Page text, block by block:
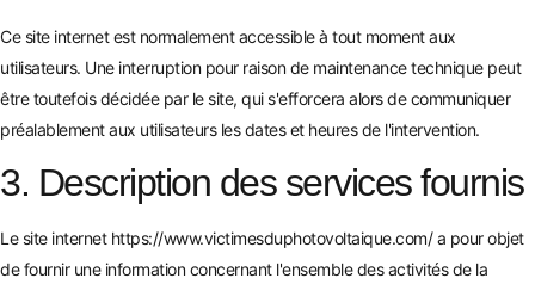
Ce site internet est normalement accessible à tout moment aux
utilisateurs. Une interruption pour raison de maintenance technique peut
être toutefois décidée par le site, qui s'efforcera alors de communiquer
préalablement aux utilisateurs les dates et heures de l'intervention.
3. Description des services fournis
Le site internet https://www.victimesduphotovoltaique.com/a pour objet
de fournir une information concernant l'ensemble des activités de la